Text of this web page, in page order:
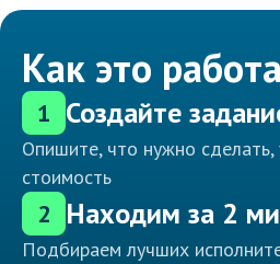
Как это
1 Создайте
Опишите, что нужно сделать,
стоимость
2 Находим за 2
Подбираем лучших